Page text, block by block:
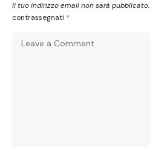
Il tuo indirizzo email non sarà pubblicato.
contrassegnati *